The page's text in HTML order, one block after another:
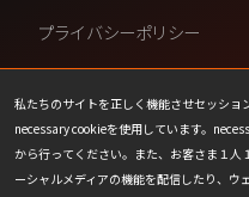
私たちのサイトを正しく機能させセッシ
necessary cookieを使用しています。
から行ってください。また、お客さま１
ーシャルメディアの機能を配信したり、ウ
プライバシーポリシー
ファンコンテンツ・ポリシー
COOKIE
会社情報